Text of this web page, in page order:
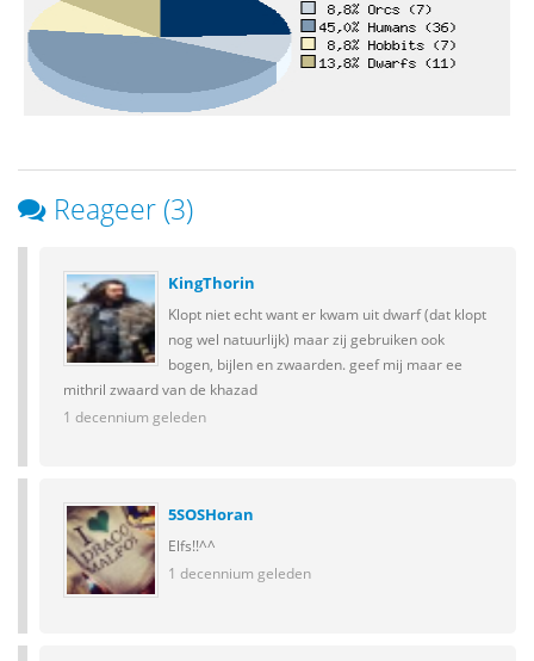
Reageer (3)
KingThorin
Klopt niet echt want er kwam uit dwarf (dat klopt
nog wel natuurlijk) maar zij gebruiken ook
bogen, bijlen en zwaarden. geef mij maar ee
mithril zwaard van de khazad
1 decennium geleden
5SOSHoran
Elfs!!^^
1 decennium geleden